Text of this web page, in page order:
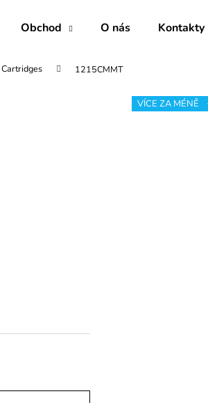
Obchod O nás Kontakty
Cartridges 1215CMMT
VÍCE ZA MÉNĚ